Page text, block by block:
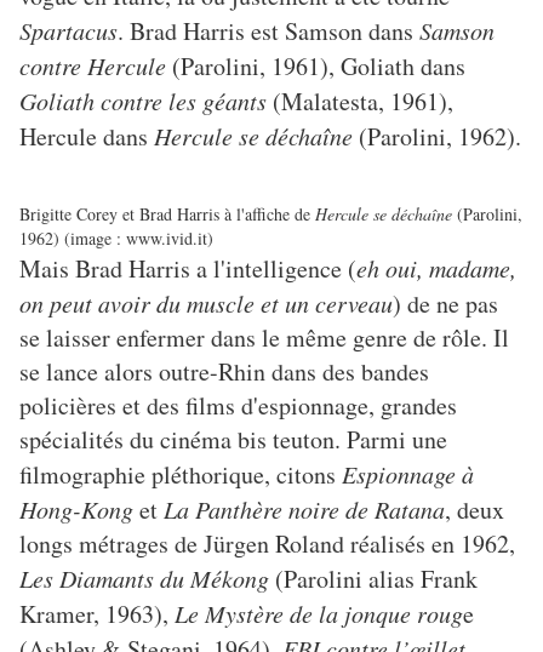
Spartacus. Brad Harris est Samson dans Samson
contre Hercule (Parolini, 1961), Goliath dans
Goliath contre les géants (Malatesta, 1961),
Hercule dans Hercule se déchaîne (Parolini, 1962).
Brigitte Corey et Brad Harris à l'affiche de Hercule se déchaîne (Parolini,
1962) (image : www.ivid.it)
Mais Brad Harris a l'intelligence (eh oui, madame,
on peut avoir du muscle et un cerveau) de ne pas
se laisser enfermer dans le même genre de rôle. Il
se lance alors outre-Rhin dans des bandes
policières et des films d'espionnage, grandes
spécialités du cinéma bis teuton. Parmi une
filmographie pléthorique, citons Espionnage à
Hong-Konget La Panthère noire de Ratana, deux
longs métrages de Jürgen Roland réalisés en 1962,
Les Diamants du Mékong (Parolini alias Frank
Kramer, 1963), Le Mystère de la jonque rouge